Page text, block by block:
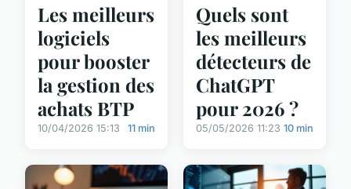
Les meilleurs
logiciels
pour booster
la gestion des
achats BTP
10/04/2026 15:13 11 min
Quels sont
les meilleurs
détecteurs de
ChatGPT
pour 2026 ?
05/05/2026 11:23 10 min